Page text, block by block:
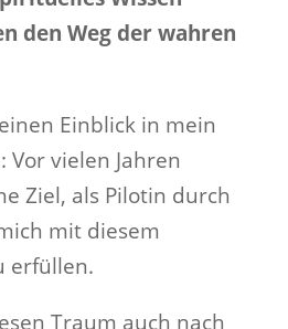
den Weg der wahren
Einblick in mein
Vor vielen Jahren
Ziel, als Pilotin durch
mit diesem
erfüllen.
Traum auch nach